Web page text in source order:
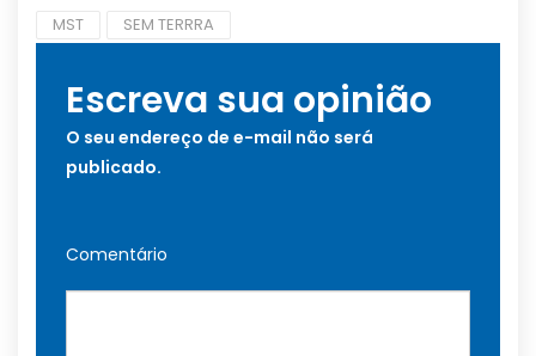
MST SEM TERRRA
Escreva sua opinião
O seu endereço de e-mail não será
publicado.
Comentário